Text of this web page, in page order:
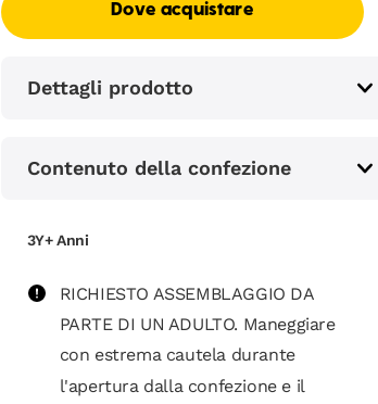
Dove acquistare
Dettagli prodotto
Contenuto della confezione
3Y+ Anni
RICHIESTO ASSEMBLAGGIO DA
PARTE DI UN ADULTO. Maneggiare
con estrema cautela durante
l'apertura dalla confezione e il